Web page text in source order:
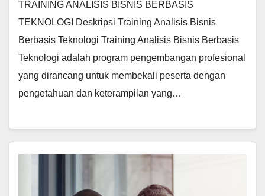
TRAINING ANALISIS BISNIS BERBASIS
TEKNOLOGI Deskripsi Training Analisis Bisnis
Berbasis Teknologi Training Analisis Bisnis Berbasis
Teknologi adalah program pengembangan profesional
yang dirancang untuk membekali peserta dengan
pengetahuan dan keterampilan yang…